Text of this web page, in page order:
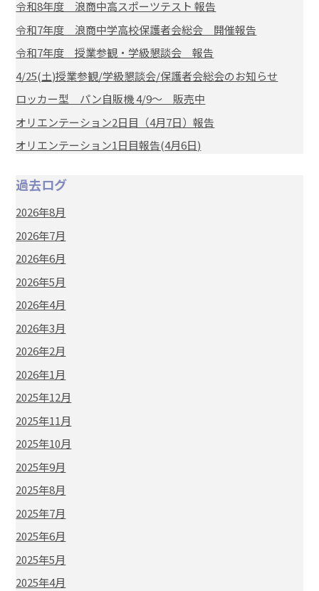
令和8年度 浪商中高スポーツテスト 報告
令和7年度 浪商中学高校保護者会総会 開催報告
令和7年度 授業参観・学級懇談会 報告
4/25(土)授業参観/学級懇談会/保護者会総会のお知らせ
ロッカー型 パン自販機 4/9～ 販売中
オリエンテーション2日目（4月7日）報告
オリエンテーション1日目報告(4月6日)
過去ログ
2026年8月
2026年7月
2026年6月
2026年5月
2026年4月
2026年3月
2026年2月
2026年1月
2025年12月
2025年11月
2025年10月
2025年9月
2025年8月
2025年7月
2025年6月
2025年5月
2025年4月